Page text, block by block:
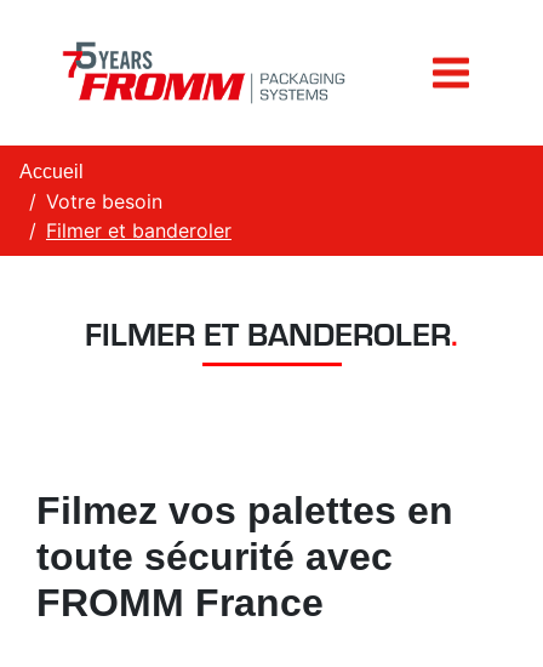
Accueil
Votre besoin
Filmer et banderoler
FILMER ET BANDEROLER.
Filmez vos palettes en
toute sécurité avec
FROMM France